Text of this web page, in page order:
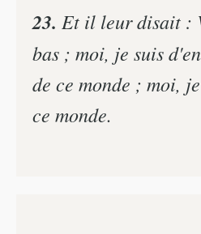
23. Et il leur disait :
bas ; moi, je suis
de ce monde ; moi,
ce monde.